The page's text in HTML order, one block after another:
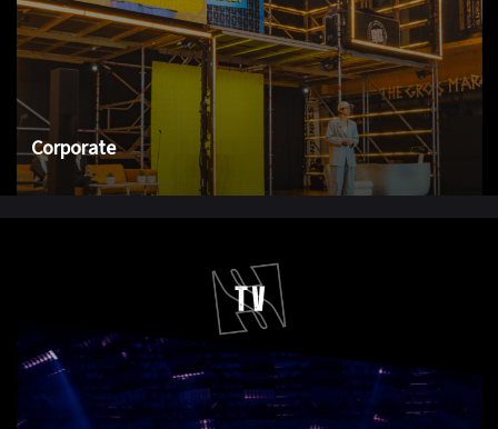
Corporate